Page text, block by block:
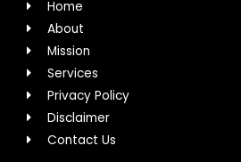
Home
About
Mission
Services
Privacy Policy
Disclaimer
Contact Us